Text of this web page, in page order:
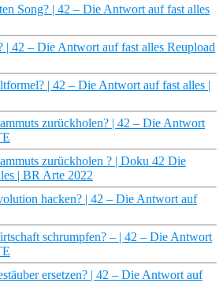
Song? | 42 – Die Antwort auf fast alles
| 42 – Die Antwort auf fast alles Reupload
| 42 – Die Antwort auf fast alles |
zurückholen? | 42 – Die Antwort
zurückholen ? | Doku 42 Die
| BR Arte 2022
hacken? | 42 – Die Antwort auf
schrumpfen? – | 42 – Die Antwort
ersetzen? | 42 – Die Antwort auf